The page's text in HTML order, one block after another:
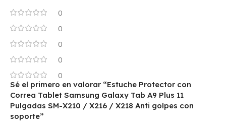
0
0
0
0
0
Sé el primero en valorar “Estuche Protector con
Correa Tablet Samsung Galaxy Tab A9 Plus 11
Pulgadas SM-X210 / X216 / X218 Anti golpes con
soporte”